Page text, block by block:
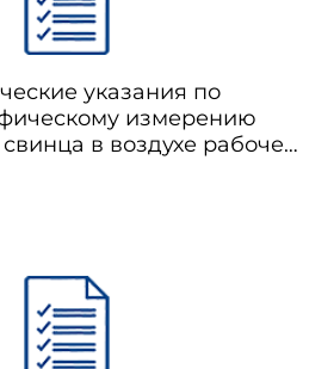
указания по
измерению
в воздухе рабочей